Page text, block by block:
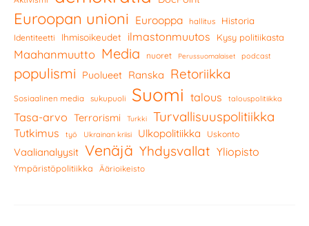
Euroopan unioni Eurooppa hallitus Historia
Identiteetti Ihmisoikeudet ilmastonmuutos Kysy politiikasta
Maahanmuutto Media nuoret Perussuomalaiset podcast
populismi Puolueet Ranska Retoriikka
Sosiaalinen media sukupuoli Suomi talous talouspolitiikka
Tasa-arvo Terrorismi Turkki Turvallisuuspolitiikka
Tutkimus työ Ukrainan kriisi Ulkopolitiikka Uskonto
Vaalianalyysit Venäjä Yhdysvallat Yliopisto
Ympäristöpolitiikka Äärioikeisto